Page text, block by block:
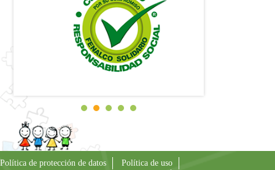
Política de protección de datos
Política de uso